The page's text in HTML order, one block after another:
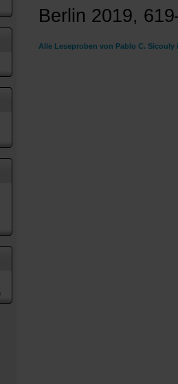
Berlin 2019,
Alle Leseproben von Pablo C.